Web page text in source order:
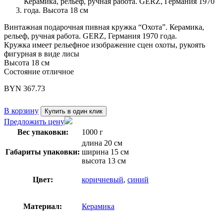
Винтажная подарочная пивная кружка “Охота”. Керамика,
рельеф, ручная работа. GERZ, Германия 1970 года.
Кружка имеет рельефное изображение сцен охоты, рукоять
фигурная в виде лисы
Высота 18 см
Состояние отличное
BYN 367.73
В корзину Купить в один клик
Предложить цену
Вес упаковки:
1000 г
Габариты упаковки:
длина 20 см
ширина 15 см
высота 13 см
Цвет: коричневый, синий
Материал: Керамика